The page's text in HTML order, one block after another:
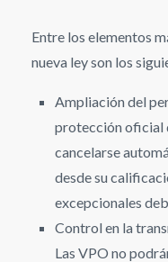
Entre los elementos
nueva ley son los
Ampliación del
protección oficial
cancelarse
desde su
excepcionales
Control en la
Las VPO no